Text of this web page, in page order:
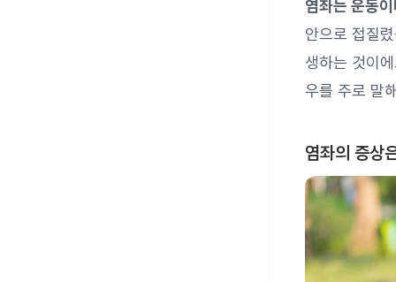
염좌는 운동
안으로 접질
생하는 것이
우를 주로 말
염좌의 증상